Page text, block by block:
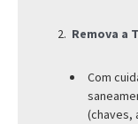
Remova a
Com
(chaves,